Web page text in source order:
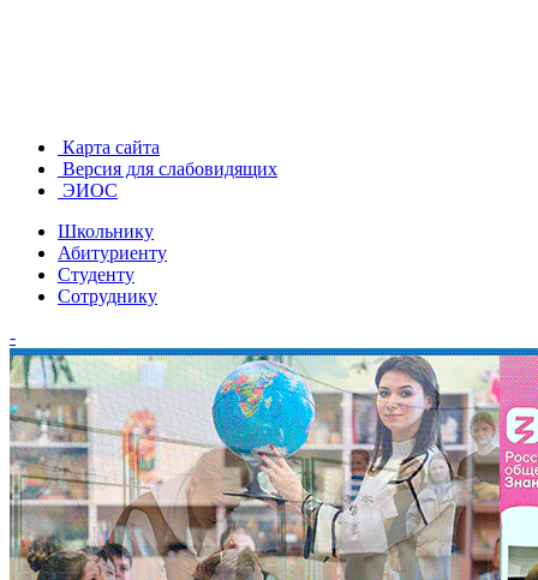
Карта сайта
Версия для слабовидящих
ЭИОС
Школьнику
Абитуриенту
Студенту
Сотруднику
-